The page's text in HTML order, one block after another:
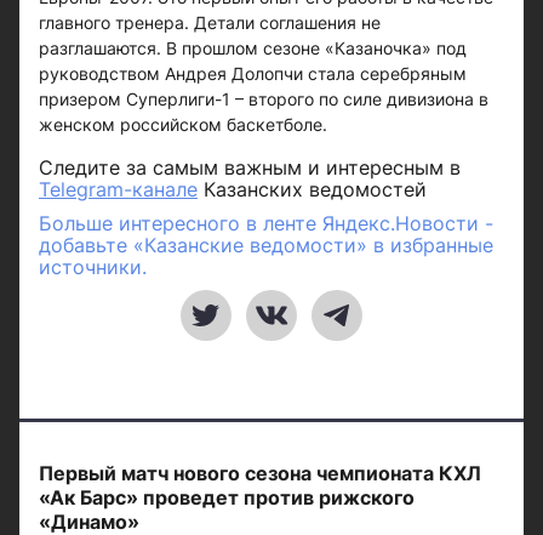
главного тренера. Детали соглашения не
разглашаются. В прошлом сезоне «Казаночка» под
руководством Андрея Долопчи стала серебряным
призером Суперлиги-1 – второго по силе дивизиона в
женском российском баскетболе.
Следите за самым важным и интересным в
Telegram-канале Казанских ведомостей
Больше интересного в ленте Яндекс.Новости -
добавьте «Казанские ведомости» в избранные
источники.
Первый матч нового сезона чемпионата КХЛ
«Ак Барс» проведет против рижского
«Динамо»